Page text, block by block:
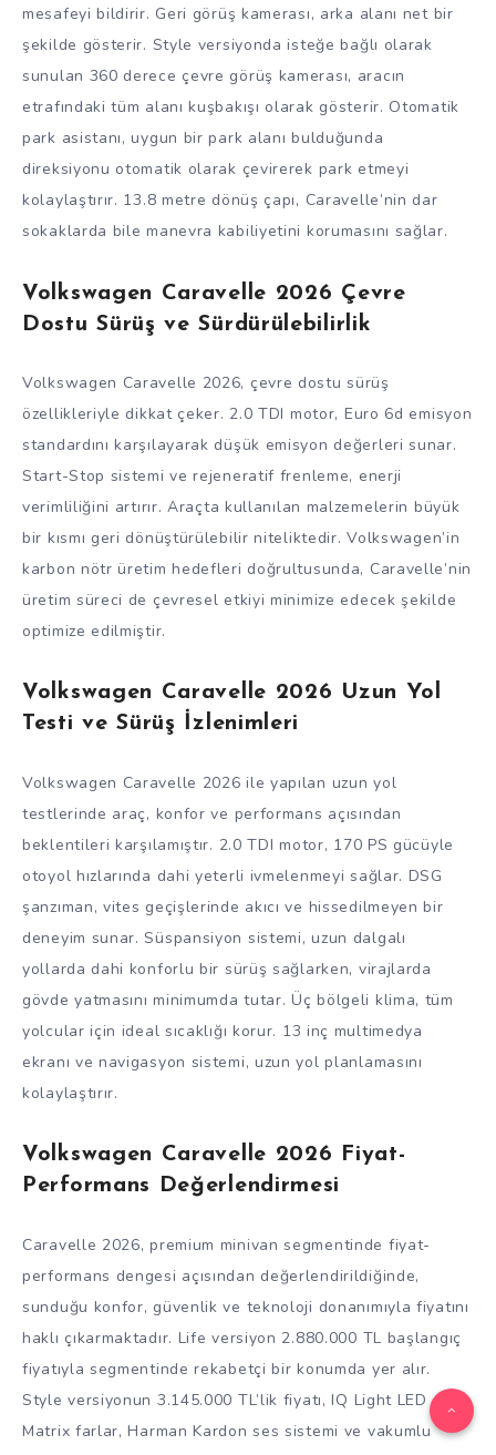
mesafeyi bildirir. Geri görüş kamerası, arka alanı net bir
şekilde gösterir. Style versiyonda isteğe bağlı olarak
sunulan 360 derece çevre görüş kamerası, aracın
etrafındaki tüm alanı kuşbakışı olarak gösterir. Otomatik
park asistanı, uygun bir park alanı bulduğunda
direksiyonu otomatik olarak çevirerek park etmeyi
kolaylaştırır. 13.8 metre dönüş çapı, Caravelle’nin dar
sokaklarda bile manevra kabiliyetini korumasını sağlar.
Volkswagen Caravelle 2026 Çevre
Dostu Sürüş ve Sürdürülebilirlik
Volkswagen Caravelle 2026, çevre dostu sürüş
özellikleriyle dikkat çeker. 2.0 TDI motor, Euro 6d emisyon
standardını karşılayarak düşük emisyon değerleri sunar.
Start-Stop sistemi ve rejeneratif frenleme, enerji
verimliliğini artırır. Araçta kullanılan malzemelerin büyük
bir kısmı geri dönüştürülebilir niteliktedir. Volkswagen’in
karbon nötr üretim hedefleri doğrultusunda, Caravelle’nin
üretim süreci de çevresel etkiyi minimize edecek şekilde
optimize edilmiştir.
Volkswagen Caravelle 2026 Uzun Yol
Testi ve Sürüş İzlenimleri
Volkswagen Caravelle 2026 ile yapılan uzun yol
testlerinde araç, konfor ve performans açısından
beklentileri karşılamıştır. 2.0 TDI motor, 170 PS gücüyle
otoyol hızlarında dahi yeterli ivmelenmeyi sağlar. DSG
şanzıman, vites geçişlerinde akıcı ve hissedilmeyen bir
deneyim sunar. Süspansiyon sistemi, uzun dalgalı
yollarda dahi konforlu bir sürüş sağlarken, virajlarda
gövde yatmasını minimumda tutar. Üç bölgeli klima, tüm
yolcular için ideal sıcaklığı korur. 13 inç multimedya
ekranı ve navigasyon sistemi, uzun yol planlamasını
kolaylaştırır.
Volkswagen Caravelle 2026 Fiyat-
Performans Değerlendirmesi
Caravelle 2026, premium minivan segmentinde fiyat-
performans dengesi açısından değerlendirildiğinde,
sunduğu konfor, güvenlik ve teknoloji donanımıyla fiyatını
haklı çıkarmaktadır. Life versiyon 2.880.000 TL başlangıç
fiyatıyla segmentinde rekabetçi bir konumda yer alır.
Style versiyonun 3.145.000 TL’lik fiyatı, IQ Light LED
Matrix farlar, Harman Kardon ses sistemi ve vakumlu